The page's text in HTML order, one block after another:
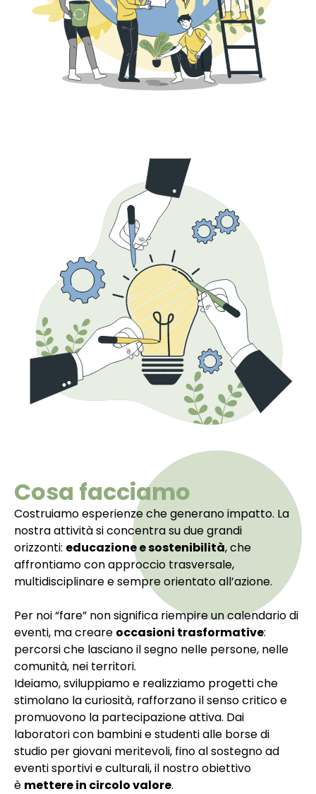
Cosa facciamo
Costruiamo esperienze che generano impatto. La
nostra attività si concentra su due grandi
orizzonti: educazione e sostenibilità, che
affrontiamo con approccio trasversale,
multidisciplinare e sempre orientato all’azione.
Per noi “fare” non significa riempire un calendario di
eventi, ma creare occasioni trasformative:
percorsi che lasciano il segno nelle persone, nelle
comunità, nei territori.
Ideiamo, sviluppiamo e realizziamo progetti che
stimolano la curiosità, rafforzano il senso critico e
promuovono la partecipazione attiva. Dai
laboratori con bambini e studenti alle borse di
studio per giovani meritevoli, fino al sostegno ad
eventi sportivi e culturali, il nostro obiettivo
è mettere in circolo valore.